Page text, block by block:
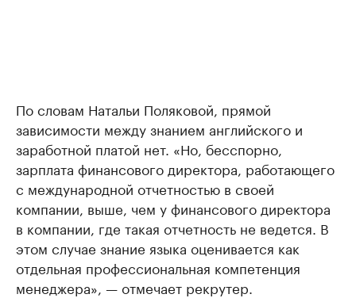
По словам Натальи Поляковой, прямой
зависимости между знанием английского и
заработной платой нет. «Но, бесспорно,
зарплата финансового директора, работающего
с международной отчетностью в своей
компании, выше, чем у финансового директора
в компании, где такая отчетность не ведется. В
этом случае знание языка оценивается как
отдельная профессиональная компетенция
менеджера», — отмечает рекрутер.